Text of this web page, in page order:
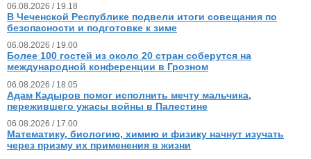
06.08.2026 / 19.18
В Чеченской Республике подвели итоги совещания по
безопасности и подготовке к зиме
06.08.2026 / 19.00
Более 100 гостей из около 20 стран соберутся на
международной конференции в Грозном
06.08.2026 / 18.05
Адам Кадыров помог исполнить мечту мальчика,
пережившего ужасы войны в Палестине
06.08.2026 / 17.00
Математику, биологию, химию и физику начнут изучать
через призму их применения в жизни